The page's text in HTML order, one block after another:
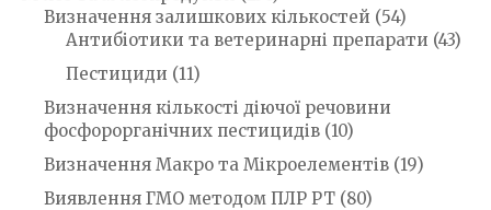
Визначення залишкових кількостей (54)
Антибіотики та ветеринарні препарати (43)
Пестициди (11)
Визначення кількості діючої речовини
фосфорорганічних пестицидів (10)
Визначення Макро та Мікроелементів (19)
Виявлення ГМО методом ПЛР РТ (80)